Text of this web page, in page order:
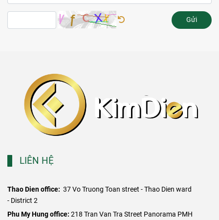
Gửi
LIÊN HỆ
Thao Dien office: 37 Vo Truong Toan street - Thao Dien ward
- District 2
​Phu My Hung office: 218 Tran Van Tra Street Panorama PMH